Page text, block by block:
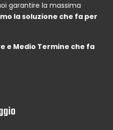
garantire la massima
la soluzione che fa per
e Medio Termine che fa